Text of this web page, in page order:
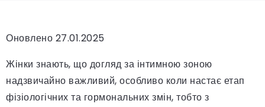
Оновлено 27.01.2025
Жінки знають, що догляд за інтимною зоною
надзвичайно важливий, особливо коли настає етап
фізіологічних та гормональних змін, тобто з